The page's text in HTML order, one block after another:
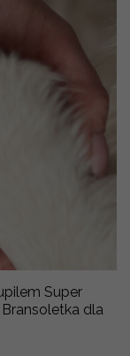
Super
Bransoletka dla